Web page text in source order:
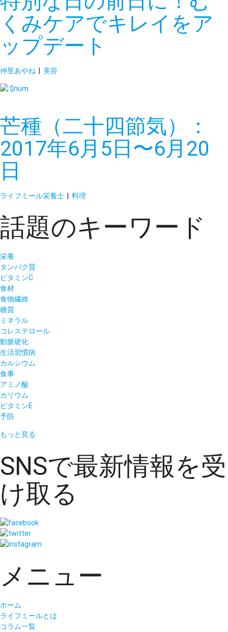
くみケアでキレイをア
ップデート
仲里あやね | 美容
芒種（二十四節気）：
2017年6月5日〜6月20
日
ライフミール栄養士 | 料理
話題のキーワード
栄養
タンパク質
ビタミンC
食材
食物繊維
糖質
ミネラル
コレステロール
動脈硬化
生活習慣病
カルシウム
食事
アミノ酸
カリウム
ビタミンE
予防
もっと見る
SNSで最新情報を受
け取る
メニュー
ホーム
ライフミールとは
コラム一覧